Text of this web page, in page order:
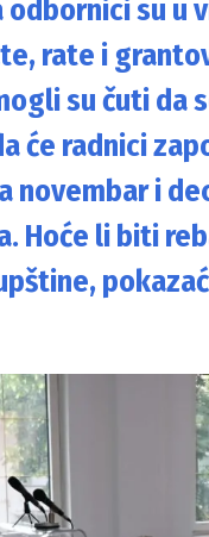
odbornici su u
rate i
su čuti da
će radnici
novembar i
Hoće li biti